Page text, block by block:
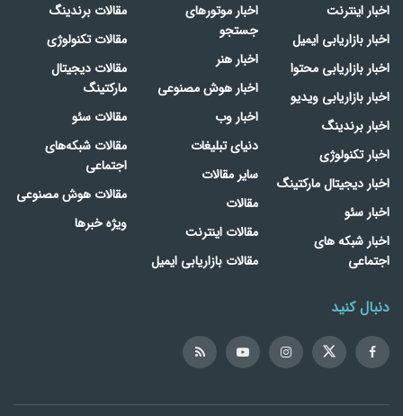
اخبار اینترنت
اخبار بازاریابی ایمیل
اخبار بازاریابی محتوا
اخبار بازاریابی ویدیو
اخبار برندینگ
اخبار تکنولوژی
اخبار دیجیتال مارکتینگ
اخبار سئو
اخبار شبکه های
اجتماعی
اخبار موتورهای
جستجو
اخبار هنر
اخبار هوش مصنوعی
اخبار وب
دنیای تبلیغات
سایر مقالات
مقالات
مقالات اینترنت
مقالات بازاریابی ایمیل
مقالات برندینگ
مقالات تکنولوژی
مقالات دیجیتال
مارکتینگ
مقالات سئو
مقالات شبکه‌های
اجتماعی
مقالات هوش مصنوعی
ویژه خبرها
دنبال کنید